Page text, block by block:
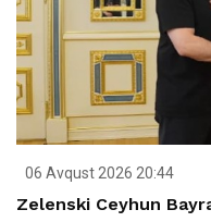
06 Avqust 2026 20:44
Zelenski Ceyhun